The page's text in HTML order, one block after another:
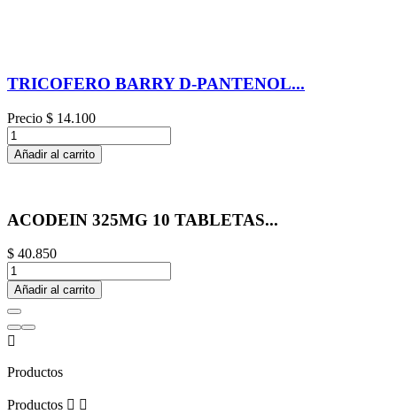
TRICOFERO BARRY D-PANTENOL...
Precio $ 14.100
Añadir al carrito
ACODEIN 325MG 10 TABLETAS...
$ 40.850
Añadir al carrito

Productos
Productos  